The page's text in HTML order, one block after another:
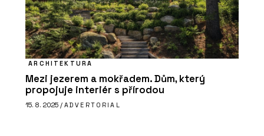
ARCHITEKTURA
Mezi jezerem a mokřadem. Dům, který
propojuje interiér s přírodou
15. 8. 2025 / ADVERTORIAL